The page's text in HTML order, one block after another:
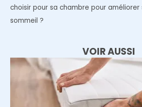
choisir pour sa chambre pour
sommeil ?
VOIR AUSSI